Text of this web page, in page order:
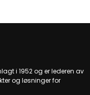
i 1952 og er lederen av
og løsninger for